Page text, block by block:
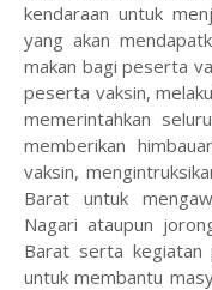
kendaraan untuk
yang akan
makan bagi peserta
peserta vaksin,
memerintahkan
memberikan
vaksin,
Barat untuk
Nagari ataupun
Barat serta kegiatan
untuk membantu